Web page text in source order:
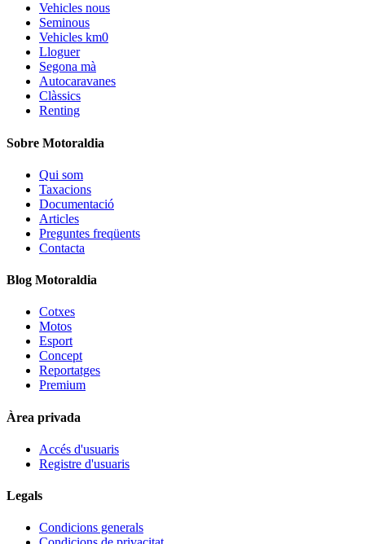
Vehicles nous
Seminous
Vehicles km0
Lloguer
Segona mà
Autocaravanes
Clàssics
Renting
Sobre Motoraldia
Qui som
Taxacions
Documentació
Articles
Preguntes freqüents
Contacta
Blog Motoraldia
Cotxes
Motos
Esport
Concept
Reportatges
Premium
Àrea privada
Accés d'usuaris
Registre d'usuaris
Legals
Condicions generals